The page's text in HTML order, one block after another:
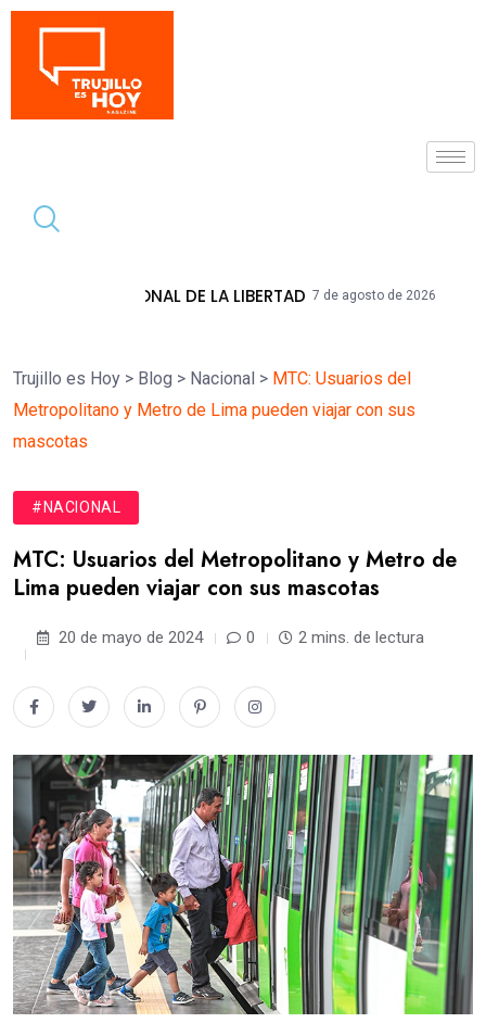
DE LA LIBERTAD 7 de agosto de 2026 HIDRANDINA
Trujillo es Hoy > Blog > Nacional > MTC: Usuarios del
Metropolitano y Metro de Lima pueden viajar con sus
mascotas
#NACIONAL
MTC: Usuarios del Metropolitano y Metro de
Lima pueden viajar con sus mascotas
20 de mayo de 2024 0 2 mins. de lectura